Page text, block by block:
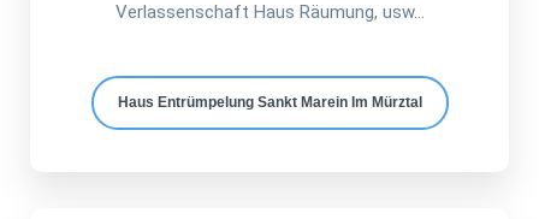
Verlassenschaft Haus Räumung, usw...
Haus Entrümpelung Sankt Marein Im Mürztal